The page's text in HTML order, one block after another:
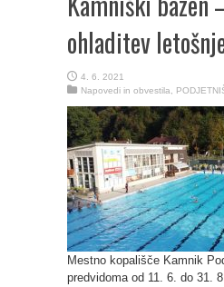
ohladitev
4. 6. 2021
Napovedi in obvestila
Mestno kopališče Kamnik
predvidoma od 11. 6. do 31.